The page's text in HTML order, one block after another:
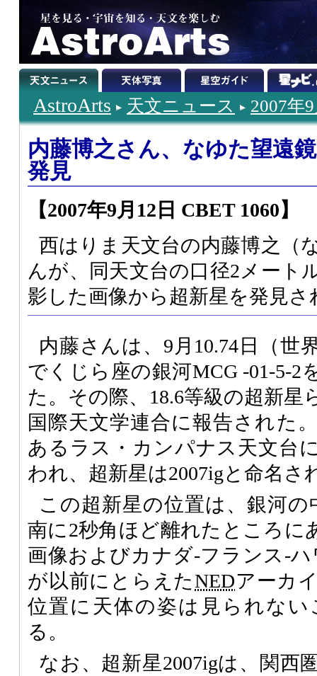
AstroArts 天文ニュース 2007年
内藤博之さん、なゆた望遠
発見
【2007年9月12日 CBET 1060】
西はりま天文台の内藤博之（
んが、同天文台の口径2メート
影した画像から超新星を発見さ
内藤さんは、9月10.74日（世
でくじら座の銀河MCG -01-5-2
た。その際、18.6等級の超新星
国際天文学連合に報告された
あるラス・カンパナス天文台
われ、超新星は2007igと命名さ
この超新星の位置は、銀河
南に2秒角ほど離れたところに
画像およびカナダ-フランス-
が以前にとらえたNEDアーカ
位置に天体の姿は見られな
る。
なお、超新星2007igは、関西